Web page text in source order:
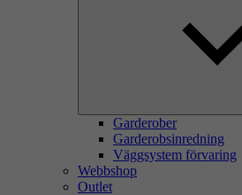
Garderober
Garderobsinredning
Väggsystem förvaring
Webbshop
Outlet